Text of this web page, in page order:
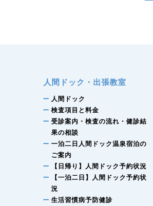
人間ドック・出張教室
人間ドック
検査項目と料金
受診案内・検査の流れ・健診結
果の相談
一泊二日人間ドック温泉宿泊の
ご案内
【日帰り】人間ドック予約状況
【一泊二日】人間ドック予約状
況
生活習慣病予防健診